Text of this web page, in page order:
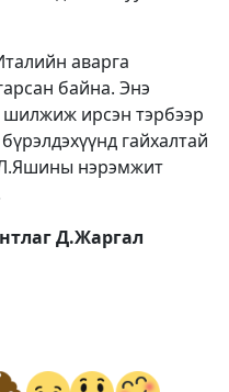
аварга
байна. Энэ
ирсэн тэрбээр
гайхалтай
Л.Яшины нэрэмжит
Д.Жаргал